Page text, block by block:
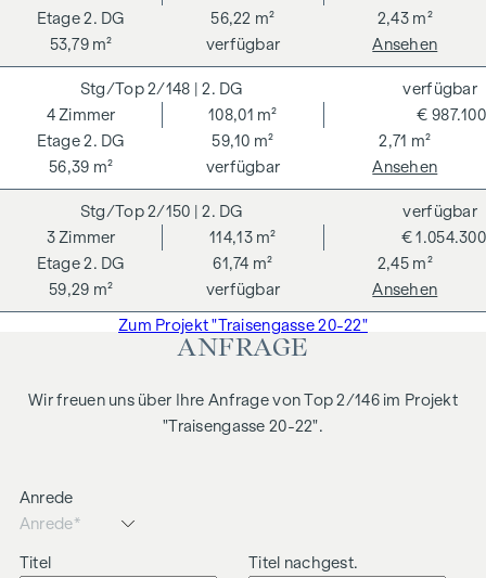
2. DG
56,22 m²
2,43 m²
53,79 m²
verfügbar Ansehen
2/148 | 2. DG
2. DG
4 Zimmer
108,01 m²
59,10 m²
2,71 m²
56,39 m²
€ 987.100
verfügbar
verfügbar
Ansehen
2/150 | 2. DG
2. DG
3 Zimmer
114,13 m²
61,74 m²
2,45 m²
59,29 m²
€ 1.054.300
verfügbar
verfügbar
Ansehen
Zum Projekt "Traisengasse 20-22"
ANFRAGE
Wir freuen uns über Ihre Anfrage von Top 2/146 im Projekt
"Traisengasse 20-22".
Anrede
Titel Titel nachgest.